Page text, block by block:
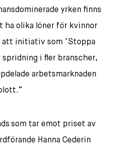
yrken finns
ha olika löner för kvinnor
att initiativ som ’Stoppa
spridning i fler branscher,
arbetsmarknaden
som tar emot priset av
Hanna Cederin